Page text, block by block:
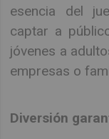
esencia del
captar a
jóvenes a
empresas o
Diversión